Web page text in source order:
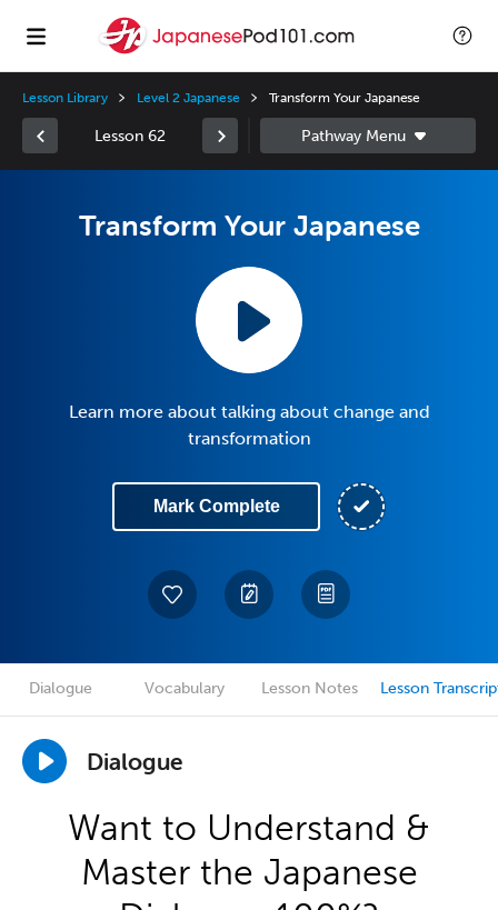
Lesson Library Level 2 Japanese Transform Your Japanese
Lesson 62
Transform Your Japanese
Learn more about talking about change and
transformation
Mark Complete
Dialogue Vocabulary Lesson Notes Lesson
Dialogue
Want to Understand &
Master the Japanese